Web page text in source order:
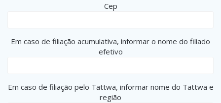
Cep
Em caso de filiação acumulativa, informar o nome do filiado
efetivo
Em caso de filiação pelo Tattwa, informar nome do Tattwa e
região